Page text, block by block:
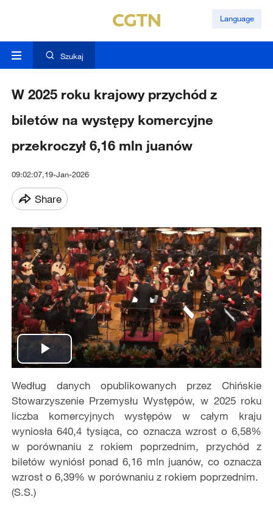
Language
Szukaj
W 2025 roku krajowy przychód z
biletów na występy komercyjne
przekroczył 6,16 mln juanów
09:02:07,19-Jan-2026
Share
Play
Video
Według danych opublikowanych przez Chińskie
Stowarzyszenie Przemysłu Występów, w 2025 roku
liczba komercyjnych występów w całym kraju
wyniosła 640,4 tysiąca, co oznacza wzrost o 6,58%
w porównaniu z rokiem poprzednim, przychód z
biletów wyniósł ponad 6,16 mln juanów, co oznacza
wzrost o 6,39% w porównaniu z rokiem poprzednim.
(S.S.)